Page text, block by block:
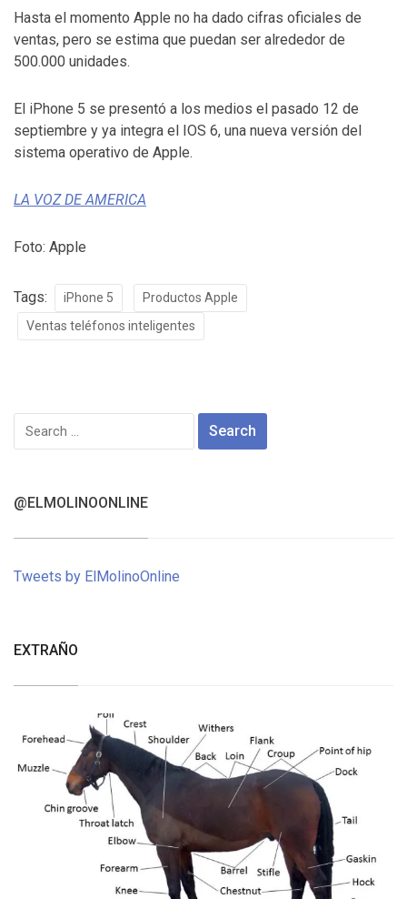
Hasta el momento Apple no ha dado cifras oficiales de
ventas, pero se estima que puedan ser alrededor de
500.000 unidades.
El iPhone 5 se presentó a los medios el pasado 12 de
septiembre y ya integra el IOS 6, una nueva versión del
sistema operativo de Apple.
LA VOZ DE AMERICA
Foto: Apple
Tags: iPhone 5
Productos Apple
Ventas teléfonos inteligentes
Search
for:
@ELMOLINOONLINE
Tweets by ElMolinoOnline
EXTRAÑO